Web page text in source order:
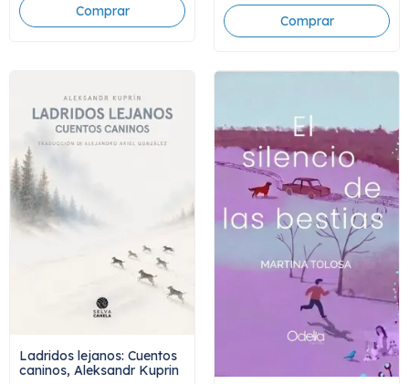
Ladridos lejanos: Cuentos
caninos, Aleksandr Kuprin